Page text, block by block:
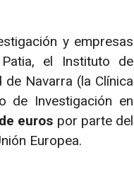
y empresas
el Instituto de
Navarra (la Clínica
de Investigación en
euros por parte del
Europea.